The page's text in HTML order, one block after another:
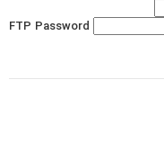
FTP Password